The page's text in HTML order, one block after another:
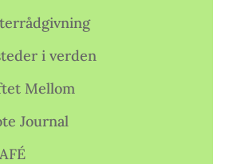
i verden
Mellom
Journal